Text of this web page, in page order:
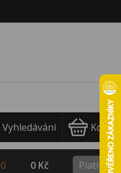
Vyhledávání Košík
0 0 Kč Platit